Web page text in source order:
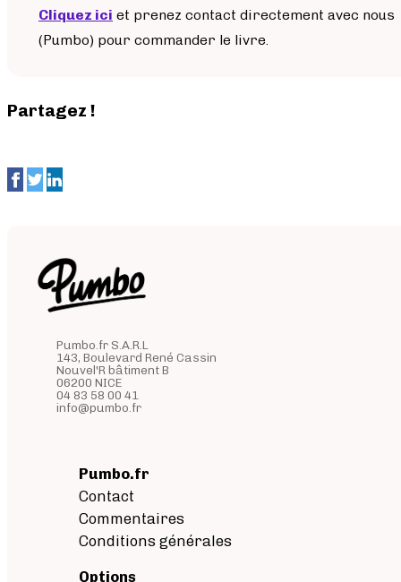
Cliquez ici et prenez contact directement avec nous
(Pumbo) pour commander le livre.
Partagez !
Pumbo.fr S.A.R.L
143, Boulevard René Cassin
Nouvel'R bâtiment B
06200 NICE
04 83 58 00 41
info@pumbo.fr
Pumbo.fr
Contact
Commentaires
Conditions générales
Options